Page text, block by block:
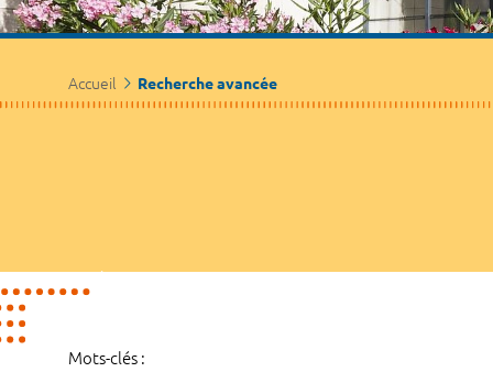
Accueil Recherche avancée
Mots-clés :